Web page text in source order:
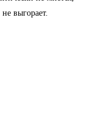
выгорает.